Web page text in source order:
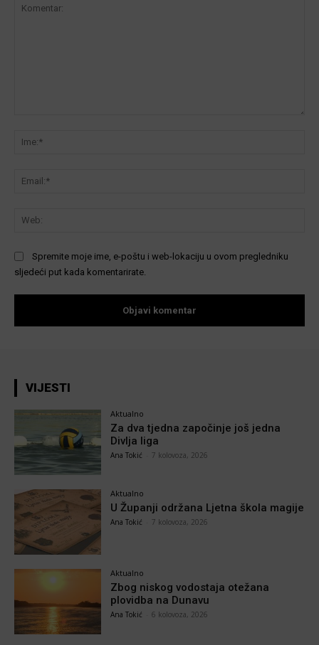
Spremite moje ime, e-poštu i web-lokaciju u ovom pregledniku
sljedeći put kada komentarirate.
VIJESTI
Aktualno
Za dva tjedna započinje još jedna
Divlja liga
Ana Tokić 7 kolovoza, 2026
Aktualno
U Županji održana Ljetna škola magije
Ana Tokić 7 kolovoza, 2026
Aktualno
Zbog niskog vodostaja otežana
plovidba na Dunavu
Ana Tokić 6 kolovoza, 2026